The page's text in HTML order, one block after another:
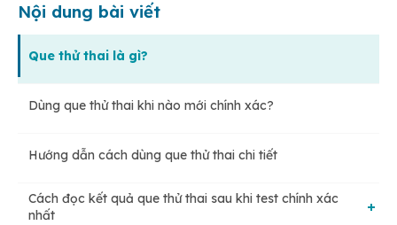
Nội dung bài viết
Que thử thai là gì?
Dùng que thử thai khi nào mới chính xác?
Hướng dẫn cách dùng que thử thai chi tiết
Cách đọc kết quả que thử thai sau khi test chính xác
nhất